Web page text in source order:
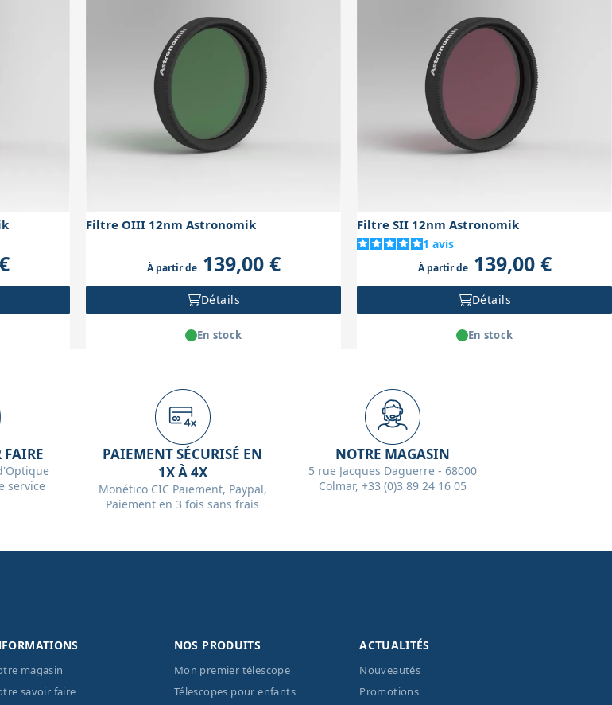
Filtre OIII 12nm Astronomik
À partir de139,00 €
Détails
En stock
Filtre SII 12nm Astronomik
1 avis
À partir de139,00 €
Détails
En stock
FAIRE
service
PAIEMENT SÉCURISÉ EN
1X À 4X
Monético CIC Paiement, Paypal,
Paiement en 3 fois sans frais
NOTRE MAGASIN
5 rue Jacques Daguerre - 68000
Colmar, +33 (0)3 89 24 16 05
magasin
savoir faire
NOS PRODUITS
Mon premier télescope
Télescopes pour enfants
ACTUALITÉS
Nouveautés
Promotions